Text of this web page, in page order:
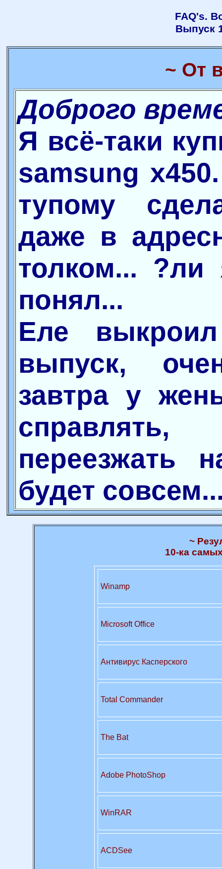
FAQ's.
Выпуск
~ От
Доброго
Я всё-таки
samsung
тупому
даже в
толком...
понял...
Еле
выпуск,
завтра у
справлять,
переезжать
будет
~
10-ка
Winamp
Microsoft Office
Антивирус Касперского
Total Commander
The Bat
Adobe PhotoShop
WinRAR
ACDSee